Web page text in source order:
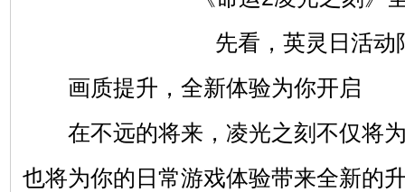
画质提升，全新体验为你开启
在不远的将来，凌光之刻不仅将为
也将为你的日常游戏体验带来全新的